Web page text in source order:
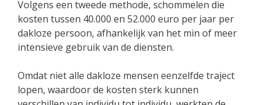
Volgens een tweede methode, schommelen die
kosten tussen 40.000 en 52.000 euro per jaar per
dakloze persoon, afhankelijk van het min of meer
intensieve gebruik van de diensten.
Omdat niet alle dakloze mensen eenzelfde traject
lopen, waardoor de kosten sterk kunnen